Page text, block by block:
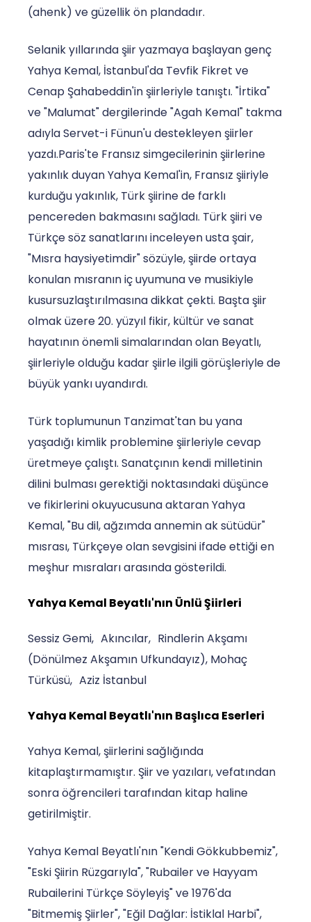
(ahenk) ve güzellik ön plandadır.
Selanik yıllarında şiir yazmaya başlayan genç
Yahya Kemal, İstanbul'da Tevfik Fikret ve
Cenap Şahabeddin'in şiirleriyle tanıştı. "İrtika"
ve "Malumat" dergilerinde "Agah Kemal" takma
adıyla Servet-i Fünun'u destekleyen şiirler
yazdı.Paris'te Fransız simgecilerinin şiirlerine
yakınlık duyan Yahya Kemal'in, Fransız şiiriyle
kurduğu yakınlık, Türk şiirine de farklı
pencereden bakmasını sağladı. Türk şiiri ve
Türkçe söz sanatlarını inceleyen usta şair,
"Mısra haysiyetimdir" sözüyle, şiirde ortaya
konulan mısranın iç uyumuna ve musikiyle
kusursuzlaştırılmasına dikkat çekti. Başta şiir
olmak üzere 20. yüzyıl fikir, kültür ve sanat
hayatının önemli simalarından olan Beyatlı,
şiirleriyle olduğu kadar şiirle ilgili görüşleriyle de
büyük yankı uyandırdı.
Türk toplumunun Tanzimat'tan bu yana
yaşadığı kimlik problemine şiirleriyle cevap
üretmeye çalıştı. Sanatçının kendi milletinin
dilini bulması gerektiği noktasındaki düşünce
ve fikirlerini okuyucusuna aktaran Yahya
Kemal, "Bu dil, ağzımda annemin ak sütüdür"
mısrası, Türkçeye olan sevgisini ifade ettiği en
meşhur mısraları arasında gösterildi.
Yahya Kemal Beyatlı'nın Ünlü Şiirleri
Sessiz Gemi, Akıncılar, Rindlerin Akşamı
(Dönülmez Akşamın Ufkundayız), Mohaç
Türküsü, Aziz İstanbul
Yahya Kemal Beyatlı'nın Başlıca Eserleri
Yahya Kemal, şiirlerini sağlığında
kitaplaştırmamıştır. Şiir ve yazıları, vefatından
sonra öğrencileri tarafından kitap haline
getirilmiştir.
Yahya Kemal Beyatlı'nın "Kendi Gökkubbemiz",
"Eski Şiirin Rüzgarıyla", "Rubailer ve Hayyam
Rubailerini Türkçe Söyleyiş" ve 1976'da
"Bitmemiş Şiirler", "Eğil Dağlar: İstiklal Harbi",